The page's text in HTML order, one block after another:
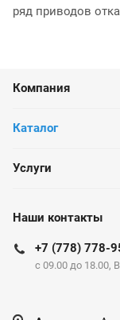
ряд приводов
Компания
Каталог
Услуги
Наши контакты
+7 (778) 778-
c 09.00 до 18.00,